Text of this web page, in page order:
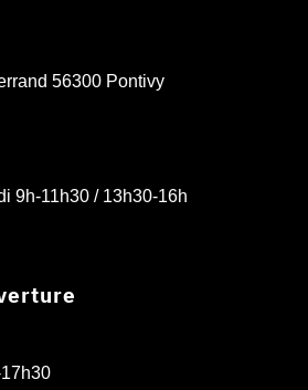
56300 Pontivy
9h-11h30 / 13h30-16h